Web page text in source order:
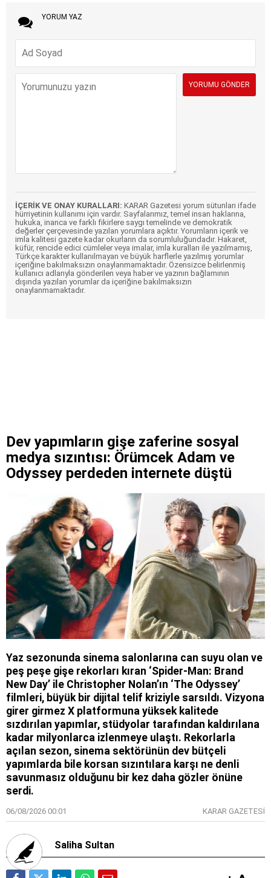
YORUM YAZ
İÇERİK VE ONAY KURALLARI: KARAR Gazetesi yorum sütunları ifade
hürriyetinin kullanımı için vardır. Sayfalarımız, temel insan haklarına,
hukuka, inanca ve farklı fikirlere saygı temelinde ve demokratik
değerler çerçevesinde yazılan yorumlara açıktır. Yorumların içerik ve
imla kalitesi gazete kadar okurların da sorumluluğundadır. Hakaret,
küfür, rencide edici cümleler veya imalar, imla kuralları ile yazılmamış,
Türkçe karakter kullanılmayan ve büyük harflerle yazılmış yorumlar
içeriğine bakılmaksızın onaylanmamaktadır. Özensizce belirlenmiş
kullanıcı adlarıyla gönderilen veya haber ve yazının bağlamının
dışında yazılan yorumlar da içeriğine bakılmaksızın
onaylanmamaktadır.
Dev yapımların gişe zaferine sosyal
medya sızıntısı: Örümcek Adam ve
Odyssey perdeden internete düştü
Yaz sezonunda sinema salonlarına can suyu olan ve
peş peşe gişe rekorları kıran ‘Spider-Man: Brand
New Day’ ile Christopher Nolan’ın ‘The Odyssey’
filmleri, büyük bir dijital telif kriziyle sarsıldı. Vizyona
girer girmez X platformuna yüksek kalitede
sızdırılan yapımlar, stüdyolar tarafından kaldırılana
kadar milyonlarca izlenmeye ulaştı. Rekorlarla
açılan sezon, sinema sektörünün dev bütçeli
yapımlarda bile korsan sızıntılara karşı ne denli
savunmasız olduğunu bir kez daha gözler önüne
serdi.
06/08/2026 00:01 KARAR GAZETESİ
Saliha Sultan